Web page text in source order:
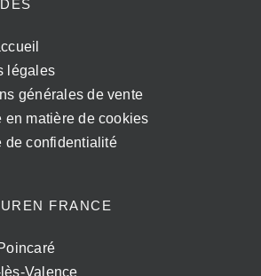
légales
générales de vente
en matière de cookies
de confidentialité
FRANCE
Valence